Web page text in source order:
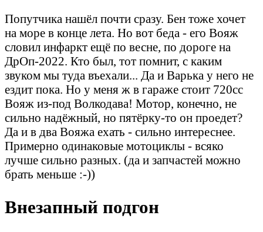
Попутчика нашёл почти сразу. Бен тоже хочет
на море в конце лета. Но вот беда - его Вояж
словил инфаркт ещё по весне, по дороге на
ДрОп-2022. Кто был, тот помнит, с каким
звуком мы туда въехали... Да и Варька у него не
ездит пока. Но у меня ж в гараже стоит 720сс
Вояж из-под Волкодава! Мотор, конечно, не
сильно надёжный, но пятёрку-то он проедет?
Да и в два Вояжа ехать - сильно интереснее.
Примерно одинаковые мотоциклы - всяко
лучше сильно разных. (да и запчастей можно
брать меньше :-))
Внезапный подгон